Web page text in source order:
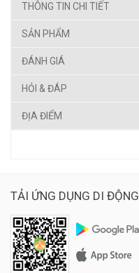
THÔNG TIN CHI TIẾT
SẢN PHẨM
ĐÁNH GIÁ
HỎI & ĐÁP
ĐỊA ĐIỂM
TẢI ỨNG DỤNG DI ĐỘNG